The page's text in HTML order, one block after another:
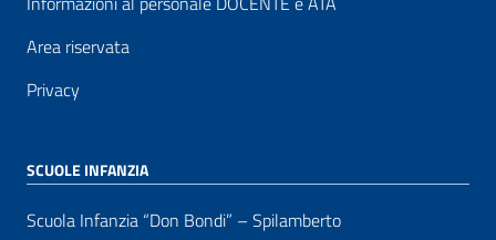
Area riservata
Privacy
SCUOLE INFANZIA
Scuola Infanzia “Don Bondi” – Spilamberto